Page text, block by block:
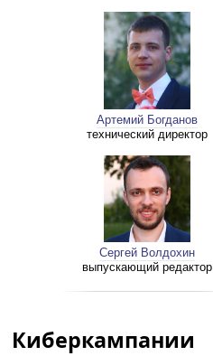
Артемий Богданов
технический директор
Сергей Волдохин
выпускающий редактор
Киберкампании